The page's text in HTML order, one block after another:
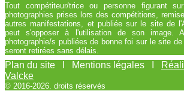
Tout compétiteur/trice ou personne figurant
photographies prises lors des compétitions,
autres manifestations, et publiée sur le site de
peut s'opposer à l'utilisation de son image.
photographie/s publiées de bonne foi sur le site
seront retirées sans délais.
Plan du site I Mentions légales I
Valcke
© 2016-2026. droits réservés